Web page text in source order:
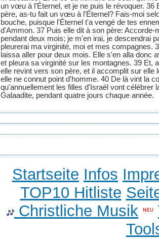
un vœu à l'Éternel, et je ne puis le révoquer. 36
père, as-tu fait un vœu à l'Éternel? Fais-moi
bouche, puisque l'Éternel t'a vengé de tes
d'Ammon. 37 Puis elle dit à son père: Accorde-
pendant deux mois; je m'en irai, je descendrai
pleurerai ma virginité, moi et mes compagnes.
laissa aller pour deux mois. Elle s'en alla donc
et pleura sa virginité sur les montagnes. 39 Et,
elle revint vers son père, et il accomplit sur elle
elle ne connut point d'homme. 40 De là vint la
qu'annuellement les filles d'Israël vont célébrer
Galaadite, pendant quatre jours chaque année.
Startseite Infos
TOP10 Hitliste
Christliche Musik